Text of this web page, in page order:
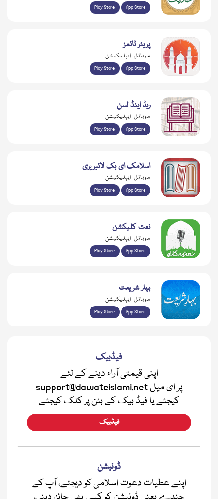
Play Store App Store
پریئر ٹائمز
موبائل ایپلیکیشن
Play Store App Store
ریڈ اینڈ لسن
موبائل ایپلیکیشن
Play Store App Store
اسلامک ای بک لائبریری
موبائل ایپلیکیشن
Play Store App Store
نعت کلیکشن
موبائل ایپلیکیشن
Play Store App Store
بہار شریعت
موبائل ایپلیکیشن
Play Store App Store
فیڈبیک
اپنی قیمتی آراء دینے کے لئے
support@dawateislami.net پر ای میل
کیجئے یا فیڈ بیک کے بٹن پر کلک کیجئے
فیڈبیک
ڈونیشن
اپنے عطیات دعوت اسلامی کو دیجئے، آپ کے